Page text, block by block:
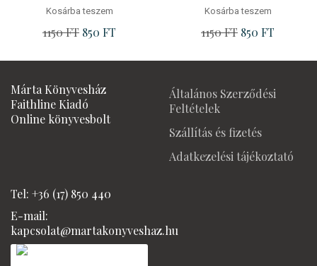
Kosárba teszem
1150FT Original
was:
850 FT
is:
Kosárba teszem
1150FT Original
was:
850 FT
is:
Márta Könyvesház
Faithline Kiadó
Online könyvesbolt
Általános Szerződési
Feltételek
Szállítás és fizetés
Adatkezelési tájékoztató
Tel: +36 (17) 850 440
E-mail:
kapcsolat@martakonyveshaz.hu